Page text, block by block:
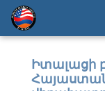
Իտալացի